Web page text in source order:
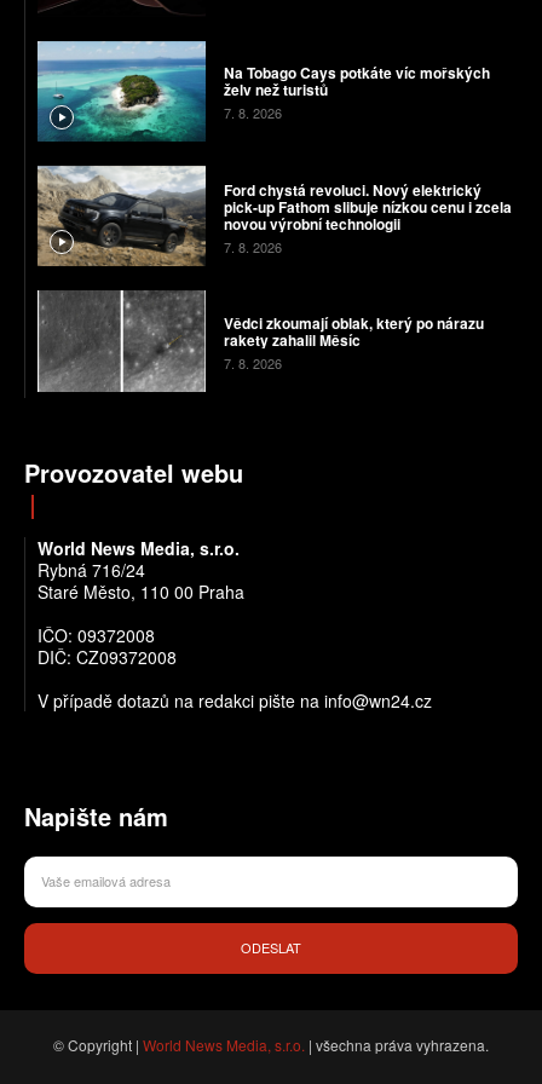
Na Tobago Cays potkáte víc mořských
želv než turistů
7. 8. 2026
Ford chystá revoluci. Nový elektrický
pick-up Fathom slibuje nízkou cenu i zcela
novou výrobní technologii
7. 8. 2026
Vědci zkoumají oblak, který po nárazu
rakety zahalil Měsíc
7. 8. 2026
Provozovatel webu
World News Media, s.r.o.
Rybná 716/24
Staré Město, 110 00 Praha
IČO: 09372008
DIČ: CZ09372008
V případě dotazů na redakci pište na info@wn24.cz
Napište nám
ODESLAT
© Copyright | World News Media, s.r.o. | všechna práva vyhrazena.